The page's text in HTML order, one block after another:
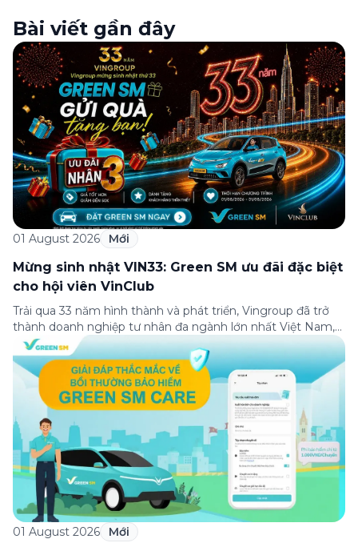
Bài viết gần đây
01 August 2026 Mới
Mừng sinh nhật VIN33: Green SM ưu đãi đặc biệt
cho hội viên VinClub
Trải qua 33 năm hình thành và phát triển, Vingroup đã trở
thành doanh nghiệp tư nhân đa ngành lớn nhất Việt Nam,
lọt Top 30 doanh nghiệp lớn nhất Đông Nam Á theo bảng
xếp hạng của Tạp chí Fortune (Mỹ). Nhân kỷ niệm 33 năm
thành lập (8/8/1993 đến 8/8/2026), Green SM trân […]
01 August 2026 Mới